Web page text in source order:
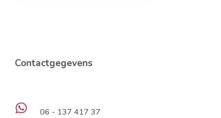
Contactgegevens
06 - 137 417 37